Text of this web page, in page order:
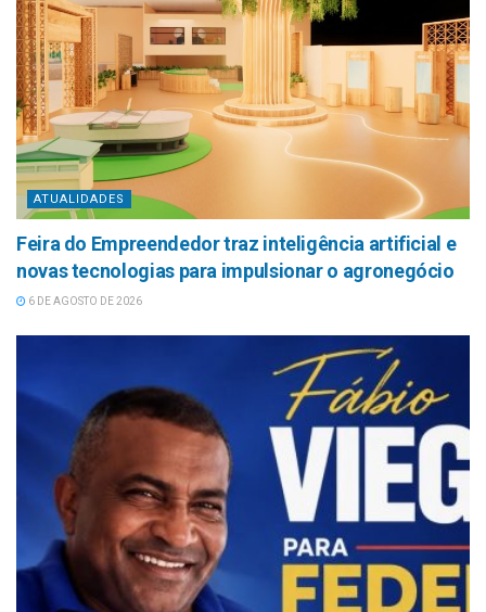
ATUALIDADES
Feira do Empreendedor traz inteligência artificial e
novas tecnologias para impulsionar o agronegócio
6 DE AGOSTO DE 2026